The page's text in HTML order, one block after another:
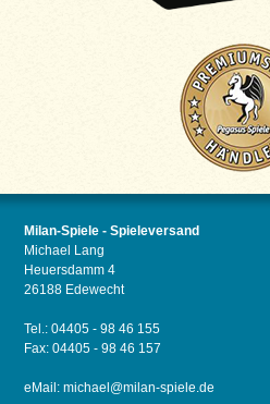
Milan-Spiele - Spieleversand
Michael Lang
Heuersdamm 4
26188 Edewecht
Tel.: 04405 - 98 46 155
Fax: 04405 - 98 46 157
eMail:michael@milan-spiele.de